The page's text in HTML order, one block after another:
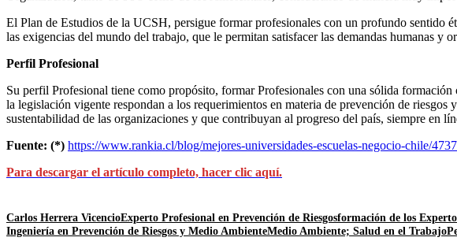
El Plan de Estudios de la UCSH, persigue formar profesionales con un profundo sentido
las exigencias del mundo del trabajo, que le permitan satisfacer las demandas humanas
Perfil Profesional
Su perfil Profesional tiene como propósito, formar Profesionales con una sólida
la legislación vigente respondan a los requerimientos en materia de prevención de
sustentabilidad de las organizaciones y que contribuyan al progreso del país, siempre en
Fuente: (*) https://www.rankia.cl/blog/mejores-universidades-escuelas-negocio-chile/
Para descargar el artículo completo, hacer clic aquí.
Carlos Herrera VicencioExperto Profesional en Prevención de Riesgosformación de los
Ingeniería en Prevención de Riesgos y Medio AmbienteMedio Ambiente; Salud en el Trabajo